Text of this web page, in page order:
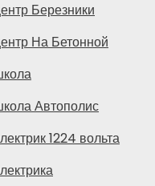
Березники
На Бетонной
Автополис
1224 вольта